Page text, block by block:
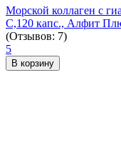
Морской коллаген с
С,120 капс., Алфит
(Отзывов: 7)
5
В корзину